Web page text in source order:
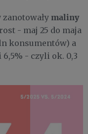
maliny
- maj 25 do maja
konsumentów) a
- czyli ok. 0,3